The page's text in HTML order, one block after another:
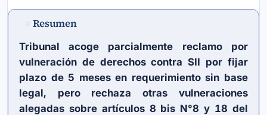
Resumen
Tribunal acoge parcialmente reclamo por
vulneración de derechos contra SII por fijar
plazo de 5 meses en requerimiento sin base
legal, pero rechaza otras vulneraciones
alegadas sobre artículos 8 bis N°8 y 18 del